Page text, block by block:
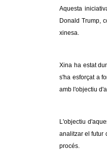
Aquesta
Donald Trump,
xinesa.
Xina ha estat
s'ha esforçat a
amb l'objectiu
L'objectiu
analitzar el futur
procés.